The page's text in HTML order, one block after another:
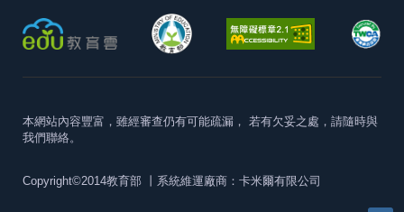
本網站內容豐富，雖經審查仍有可能疏漏， 若有欠妥之處，請隨時與
我們聯絡。
Copyright©2014教育部 丨系統維運廠商：卡米爾有限公司